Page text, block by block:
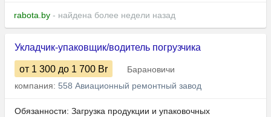
rabota.by - найдена более недели назад
Укладчик-упаковщик/водитель погрузчика
от 1 300 до 1 700 Br
Барановичи
компания: 558 Авиационный ремонтный завод
Обязанности: Загрузка продукции и упаковочных